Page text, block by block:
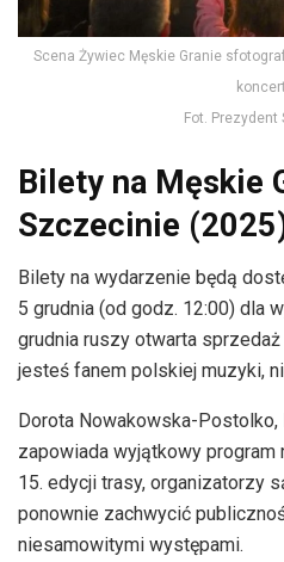
Scena Żywiec Męskie Granie
Fot.
Bilety na Męskie
Szczecinie
Bilety na wydarzenie będą
5 grudnia (od godz. 12:00) dla
grudnia ruszy otwarta
jesteś fanem polskiej muzyki,
Dorota Nowakowska-
zapowiada wyjątkowy program
15. edycji trasy, organizatorzy
ponownie zachwycić
niesamowitymi występami.